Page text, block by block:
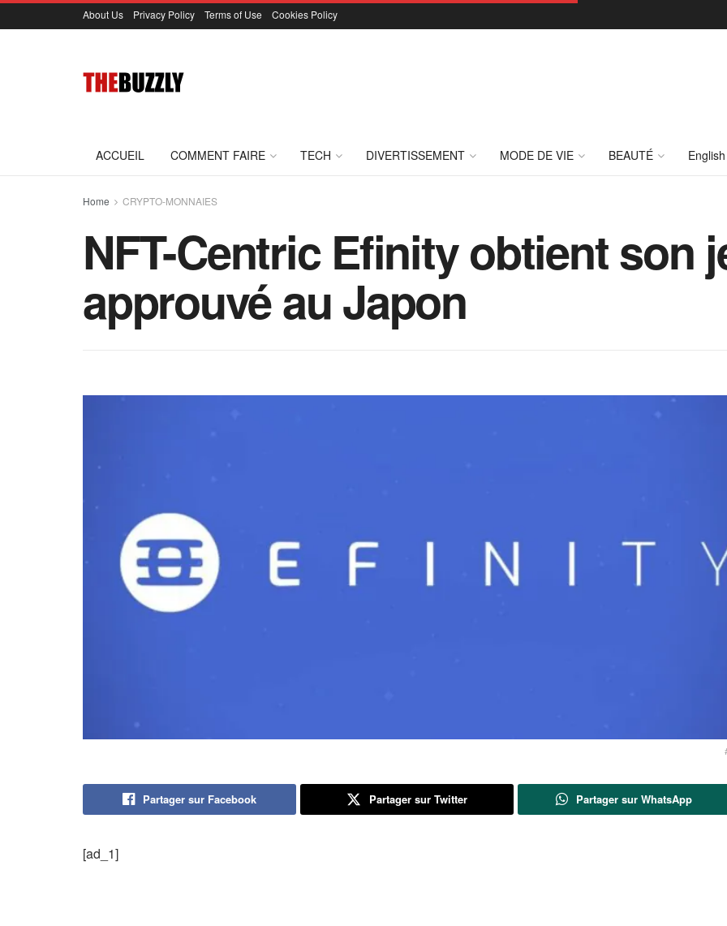
About Us Privacy Policy Terms of Use Cookies Policy
ACCUEIL COMMENT FAIRE TECH DIVERTISSEMENT MODE DE VIE BEAUTÉ
Home CRYPTO-MONNAIES
NFT-Centric Efinity obtient son
approuvé au Japon
Partager sur Facebook Partager sur Twitter Partager sur WhatsApp
[ad_1]